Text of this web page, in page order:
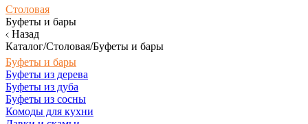
Столовая
Буфеты и бары
Назад
Каталог/Столовая/Буфеты и бары
Буфеты и бары
Буфеты из дерева
Буфеты из дуба
Буфеты из сосны
Комоды для кухни